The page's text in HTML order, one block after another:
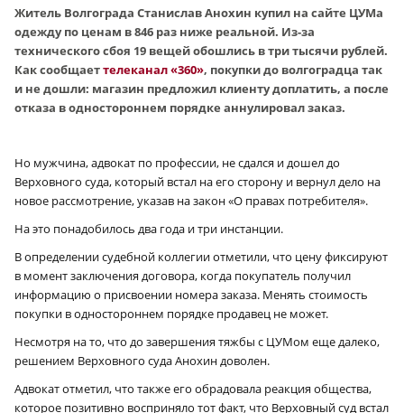
Житель Волгограда Станислав Анохин купил на сайте ЦУМа
одежду по ценам в 846 раз ниже реальной. Из-за
технического сбоя 19 вещей обошлись в три тысячи рублей.
Как сообщаеттелеканал «360», покупки до волгоградца так
и не дошли: магазин предложил клиенту доплатить, а после
отказа в одностороннем порядке аннулировал заказ.
Но мужчина, адвокат по профессии, не сдался и дошел до
Верховного суда, который встал на его сторону и вернул дело на
новое рассмотрение, указав на закон «О правах потребителя».
На это понадобилось два года и три инстанции.
В определении судебной коллегии отметили, что цену фиксируют
в момент заключения договора, когда покупатель получил
информацию о присвоении номера заказа. Менять стоимость
покупки в одностороннем порядке продавец не может.
Несмотря на то, что до завершения тяжбы с ЦУМом еще далеко,
решением Верховного суда Анохин доволен.
Адвокат отметил, что также его обрадовала реакция общества,
которое позитивно восприняло тот факт, что Верховный суд встал